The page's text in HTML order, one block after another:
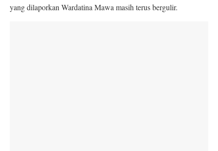
yang dilaporkan Wardatina Mawa masih terus bergulir.